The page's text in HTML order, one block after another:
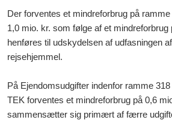
Der forventes et mindreforbrug på
1,0 mio. kr. som følge af et mindreforbrug
henføres til udskydelsen af udfasningen
rejsehjemmel.
På Ejendomsudgifter indenfor ramme
TEK forventes et mindreforbrug på 0,6
sammensætter sig primært af færre